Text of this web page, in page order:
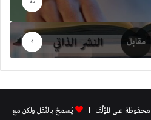
4
يُسمحُ بالنّقل ولكن مع